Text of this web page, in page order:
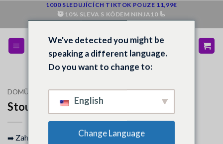
obsah
1000 SLEDUJÍCÍCH TIKTOK POUZE 11,99€
🥷 10% SLEVA S KÓDEM NINJA10 🦾
DOMŮ OBCHOD / SOUNDCLOUD
Stoupenci služby Soundcloud
➡️ Zahájení: Ihned - 24 hodin
We've detected you might be
speaking a different language.
Do you want to change to:
English
Change Language